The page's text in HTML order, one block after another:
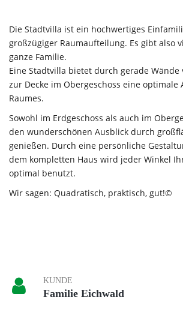
Die Stadtvilla ist ein hochwertiges
großzügiger Raumaufteilung. Es gibt also
ganze Familie.
Eine Stadtvilla bietet durch gerade Wände
zur Decke im Obergeschoss eine optimale
Raumes.
Sowohl im Erdgeschoss als auch im
den wunderschönen Ausblick durch
genießen. Durch eine persönliche
dem kompletten Haus wird jeder Winkel
optimal benutzt.
Wir sagen: Quadratisch, praktisch, gut!©
KUNDE
Familie Eichwald